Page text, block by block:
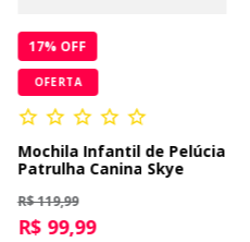
17% OFF
OFERTA
Mochila Infantil de Pelúcia
Patrulha Canina Skye
R$ 119,99
R$ 99,99